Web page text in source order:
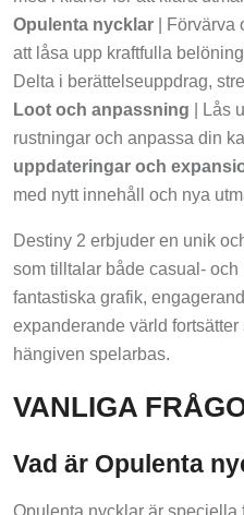
Opulenta nycklar | Förvärva
att låsa upp kraftfulla
Delta i berättelseuppdrag,
Loot och anpassning | Lås
rustningar och anpassa din
uppdateringar och
med nytt innehåll och nya
Destiny 2 erbjuder en unik
som tilltalar både casual-
fantastiska grafik,
expanderande värld
hängiven spelarbas.
VANLIGA
Vad är Opulenta
Opulenta nycklar är